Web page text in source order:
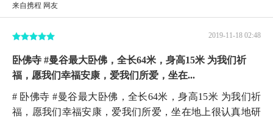
来自携程 网友
2019-11-18 02:48
卧佛寺 #曼谷最大卧佛，全长64米，身高15米 为我们祈
福，愿我们幸福安康，爱我们所爱，坐在...
# 卧佛寺 #曼谷最大卧佛，全长64米，身高15米 为我们祈
福，愿我们幸福安康，爱我们所爱，坐在地上很认真地研